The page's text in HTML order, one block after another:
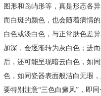
图形和岛屿形等，真是形态各异
而白斑的颜色，也会随着病情
白色或淡白色，与正常肤色差
加深，会逐渐转为灰白色；进
后，还可能呈现暗云白色，如
色，如同瓷器表面般洁白无瑕
要特别注意“三色白癜风”，即